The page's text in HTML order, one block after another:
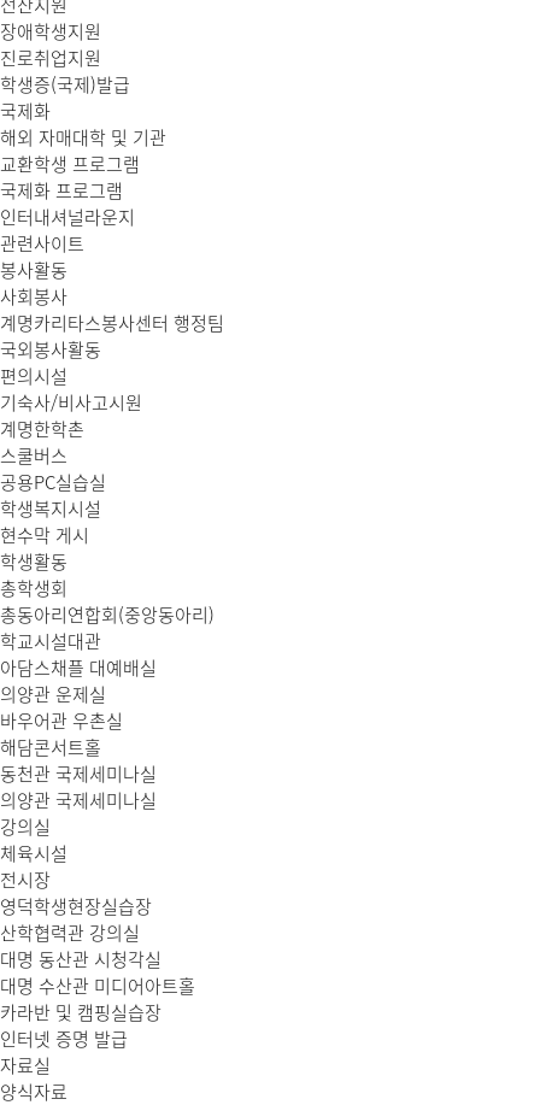
장애학생지원
진로취업지원
학생증(국제)발급
국제화
해외 자매대학 및 기관
교환학생 프로그램
국제화 프로그램
인터내셔널라운지
관련사이트
봉사활동
사회봉사
계명카리타스봉사센터 행정팀
국외봉사활동
편의시설
기숙사/비사고시원
계명한학촌
스쿨버스
공용PC실습실
학생복지시설
현수막 게시
학생활동
총학생회
총동아리연합회(중앙동아리)
학교시설대관
아담스채플 대예배실
의양관 운제실
바우어관 우촌실
해담콘서트홀
동천관 국제세미나실
의양관 국제세미나실
강의실
체육시설
전시장
영덕학생현장실습장
산학협력관 강의실
대명 동산관 시청각실
대명 수산관 미디어아트홀
카라반 및 캠핑실습장
인터넷 증명 발급
자료실
양식자료